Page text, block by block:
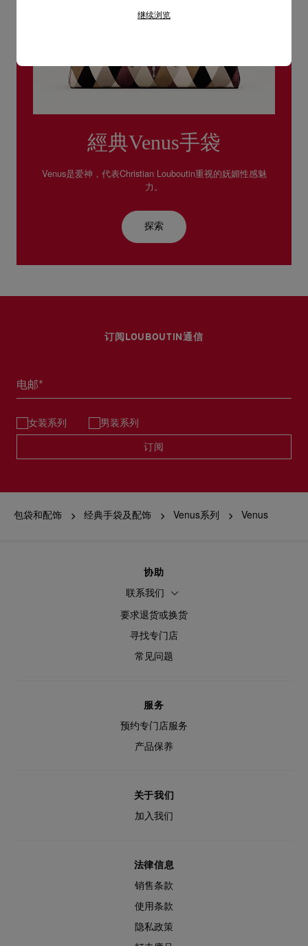
經典Venus手袋
Venus是爱神，代表Christian Louboutin重视的妩媚性感魅
力。
探索
订阅LOUBOUTIN通信
电邮*
女装系列 男装系列
订阅
包袋和配饰 经典手袋及配饰 Venus系列 Venus
协助
联系我们
要求退货或换货
寻找专门店
常见问题
服务
预约专门店服务
产品保养
关于我们
加入我们
法律信息
销售条款
使用条款
隐私政策
继续浏览